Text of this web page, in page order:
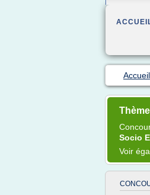
Accueil
Socio
Voir